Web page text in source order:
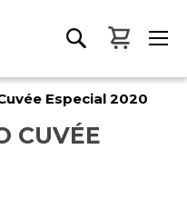
Mon
Especial 2020
CUVÉE